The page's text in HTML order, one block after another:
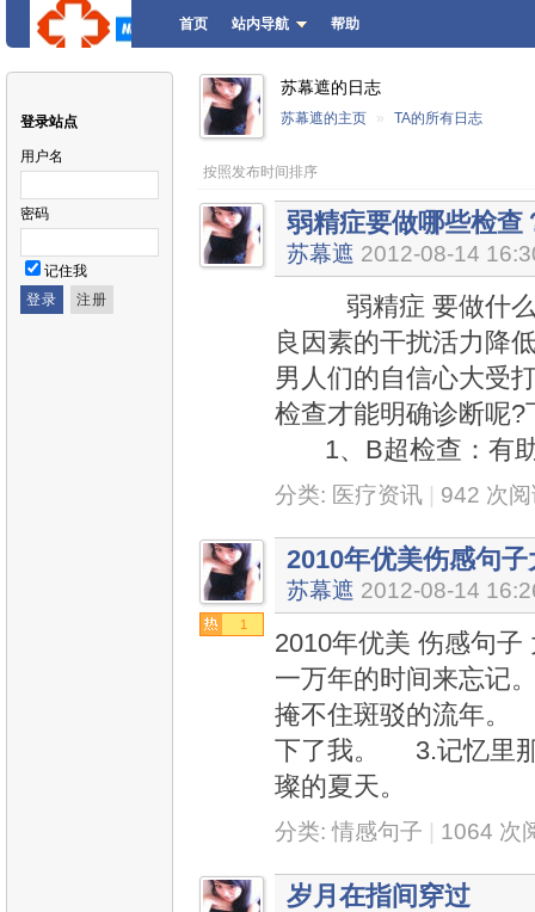
首页 站内导航 帮助
登录站点
用户名
密码
记住我
苏幕遮的日志
苏幕遮的主页 » TA的所有日志
按照发布时间排序
弱精症要做哪些检查
苏幕遮 2012-08-14
弱精症 要做什么
良因素的干扰活力降
男人们的自信心大受
检查才能明确诊断呢
1、B超检查：有
分类: 医疗资讯 942 次
1
2010年优美伤感句子
苏幕遮 2012-08-14
2010年优美 伤感句
一万年的时间来忘记
掩不住斑驳的流年。
下了我。 3.记忆里
璨的夏天。
分类:情感句子 1064 次
岁月在指间穿过